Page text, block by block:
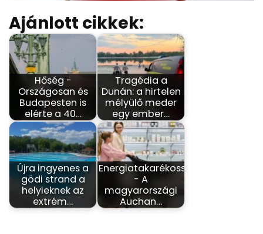
Ajánlott cikkek:
Hőség -
Országosan és
Budapesten is
elérte a 40…
Tragédia a
Dunán: a hirtelen
mélyülő meder
egy ember…
Újra ingyenes a
gödi strand a
helyieknek az
extrém…
Energiatakarékosság
- A
magyarországi
Auchan…